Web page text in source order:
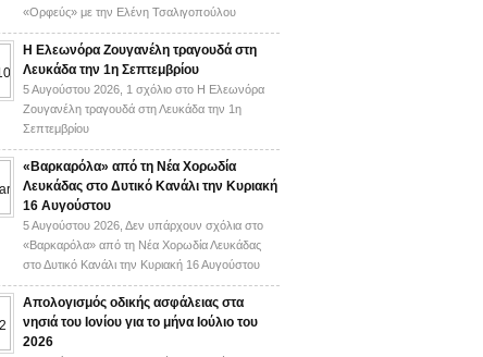
«Ορφεύς» με την Ελένη Τσαλιγοπούλου
Η Ελεωνόρα Ζουγανέλη τραγουδά στη
Λευκάδα την 1η Σεπτεμβρίου
5 Αυγούστου 2026, 1 σχόλιο στο Η Ελεωνόρα
Ζουγανέλη τραγουδά στη Λευκάδα την 1η
Σεπτεμβρίου
«Βαρκαρόλα» από τη Νέα Χορωδία
Λευκάδας στο Δυτικό Κανάλι την Κυριακή
16 Αυγούστου
5 Αυγούστου 2026, Δεν υπάρχουν σχόλια στο
«Βαρκαρόλα» από τη Νέα Χορωδία Λευκάδας
στο Δυτικό Κανάλι την Κυριακή 16 Αυγούστου
Απολογισμός οδικής ασφάλειας στα
νησιά του Ιονίου για το μήνα Ιούλιο του
2026